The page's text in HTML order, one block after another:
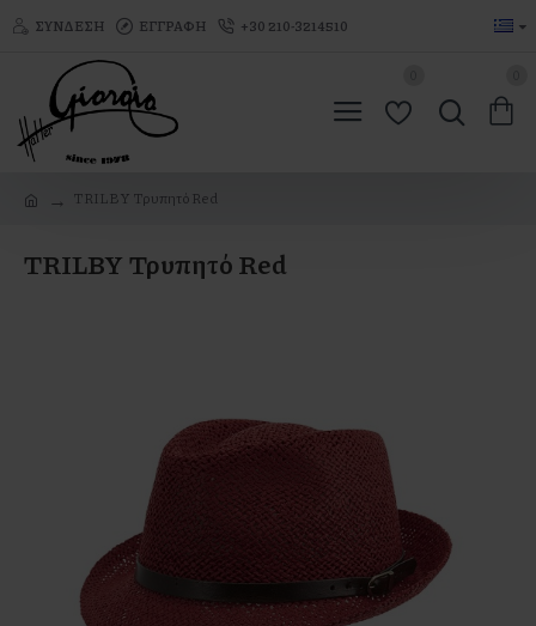
ΣΎΝΔΕΣΗ ΕΓΓΡΑΦΉ +30 210-3214510
TRILBY Τρυπητό Red
TRILBY Τρυπητό Red